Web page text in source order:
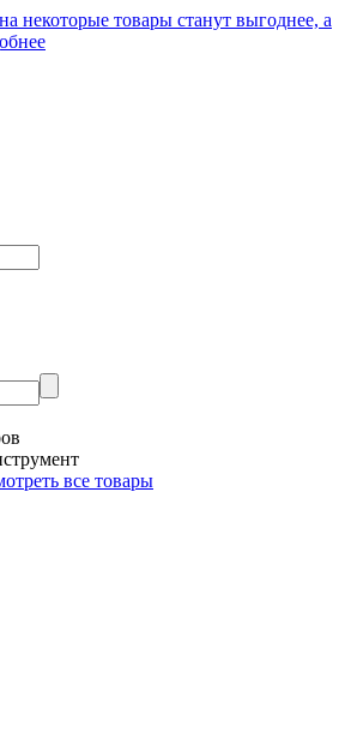
некоторые товары станут выгоднее, а
все товары